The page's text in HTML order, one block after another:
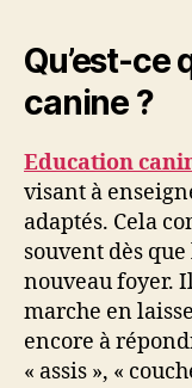
Qu’est-ce
canine ?
Education
visant à
adaptés. Cela
souvent dès
nouveau foyer.
marche en
encore à
« assis », «